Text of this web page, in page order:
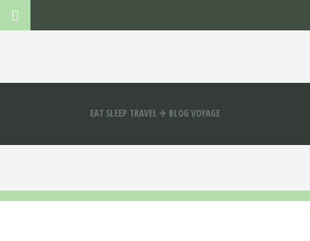
EAT SLEEP TRAVEL ✈ BLOG VOYAGE